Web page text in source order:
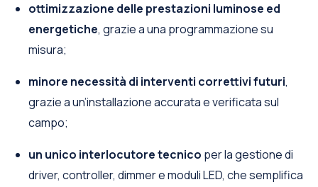
ottimizzazione delle prestazioni luminose ed
energetiche, grazie a una programmazione su
misura;
minore necessità di interventi correttivi futuri,
grazie a un’installazione accurata e verificata sul
campo;
un unico interlocutore tecnico per la gestione di
driver, controller, dimmer e moduli LED, che semplifica